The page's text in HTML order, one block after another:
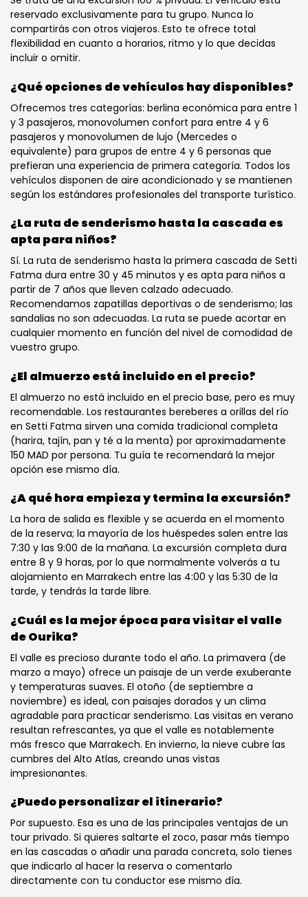
reservado exclusivamente para tu grupo. Nunca lo
compartirás con otros viajeros. Esto te ofrece total
flexibilidad en cuanto a horarios, ritmo y lo que decidas
incluir o omitir.
¿Qué opciones de vehículos hay disponibles?
Ofrecemos tres categorías: berlina económica para entre 1
y 3 pasajeros, monovolumen confort para entre 4 y 6
pasajeros y monovolumen de lujo (Mercedes o
equivalente) para grupos de entre 4 y 6 personas que
prefieran una experiencia de primera categoría. Todos los
vehículos disponen de aire acondicionado y se mantienen
según los estándares profesionales del transporte turístico.
¿La ruta de senderismo hasta la cascada es
apta para niños?
Sí. La ruta de senderismo hasta la primera cascada de Setti
Fatma dura entre 30 y 45 minutos y es apta para niños a
partir de 7 años que lleven calzado adecuado.
Recomendamos zapatillas deportivas o de senderismo; las
sandalias no son adecuadas. La ruta se puede acortar en
cualquier momento en función del nivel de comodidad de
vuestro grupo.
¿El almuerzo está incluido en el precio?
El almuerzo no está incluido en el precio base, pero es muy
recomendable. Los restaurantes bereberes a orillas del río
en Setti Fatma sirven una comida tradicional completa
(harira, tajín, pan y té a la menta) por aproximadamente
150 MAD por persona. Tu guía te recomendará la mejor
opción ese mismo día.
¿A qué hora empieza y termina la excursión?
La hora de salida es flexible y se acuerda en el momento
de la reserva; la mayoría de los huéspedes salen entre las
7:30 y las 9:00 de la mañana. La excursión completa dura
entre 8 y 9 horas, por lo que normalmente volverás a tu
alojamiento en Marrakech entre las 4:00 y las 5:30 de la
tarde, y tendrás la tarde libre.
¿Cuál es la mejor época para visitar el valle
de Ourika?
El valle es precioso durante todo el año. La primavera (de
marzo a mayo) ofrece un paisaje de un verde exuberante
y temperaturas suaves. El otoño (de septiembre a
noviembre) es ideal, con paisajes dorados y un clima
agradable para practicar senderismo. Las visitas en verano
resultan refrescantes, ya que el valle es notablemente
más fresco que Marrakech. En invierno, la nieve cubre las
cumbres del Alto Atlas, creando unas vistas
impresionantes.
¿Puedo personalizar el itinerario?
Por supuesto. Esa es una de las principales ventajas de un
tour privado. Si quieres saltarte el zoco, pasar más tiempo
en las cascadas o añadir una parada concreta, solo tienes
que indicarlo al hacer la reserva o comentarlo
directamente con tu conductor ese mismo día.